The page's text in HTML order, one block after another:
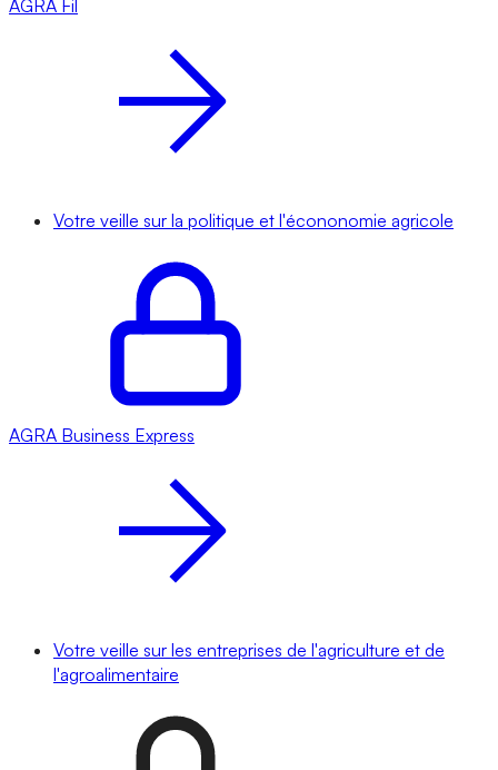
AGRA Fil
Votre veille sur la politique et l'écononomie agricole
AGRA Business Express
Votre veille sur les entreprises de l'agriculture et de
l'agroalimentaire